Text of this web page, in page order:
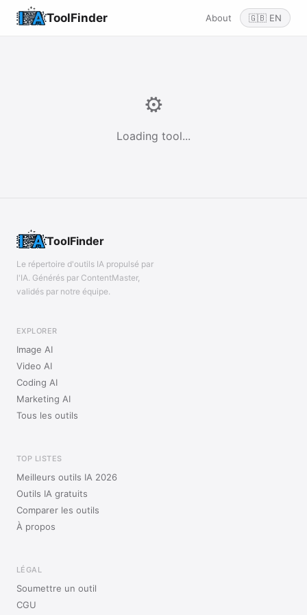
ToolFinder About 🇬🇧 EN
⚙️
Loading tool...
ToolFinder
Le répertoire d'outils IA propulsé par
l'IA. Générés par ContentMaster,
validés par notre équipe.
EXPLORER
Image AI
Video AI
Coding AI
Marketing AI
Tous les outils
TOP LISTES
Meilleurs outils IA 2026
Outils IA gratuits
Comparer les outils
À propos
LÉGAL
Soumettre un outil
CGU